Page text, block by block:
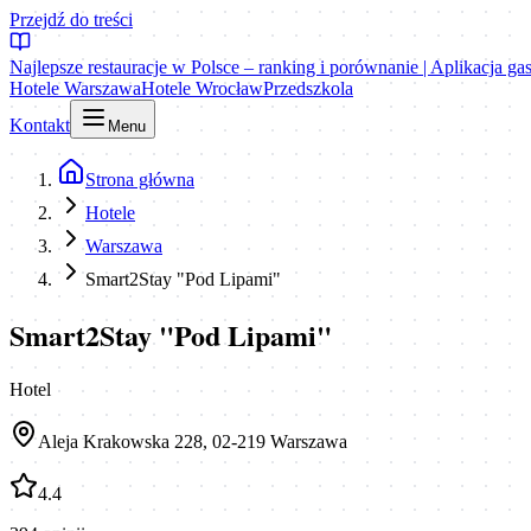
Przejdź do treści
Najlepsze restauracje w Polsce – ranking i porównanie | Aplikacja
Hotele WarszawaHotele WrocławPrzedszkola
Kontakt
Menu
Strona główna
Hotele
Warszawa
Smart2Stay "Pod Lipami"
Smart2Stay "Pod Lipami"
Hotel
Aleja Krakowska 228, 02-219 Warszawa
4.4